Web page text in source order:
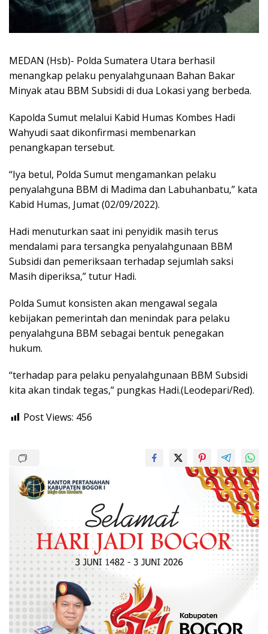
MEDAN (Hsb)- Polda Sumatera Utara berhasil
menangkap pelaku penyalahgunaan Bahan Bakar
Minyak atau BBM Subsidi di dua Lokasi yang berbeda.
Kapolda Sumut melalui Kabid Humas Kombes Hadi
Wahyudi saat dikonfirmasi membenarkan
penangkapan tersebut.
“Iya betul, Polda Sumut mengamankan pelaku
penyalahguna BBM di Madima dan Labuhanbatu,” kata
Kabid Humas, Jumat (02/09/2022).
Hadi menuturkan saat ini penyidik masih terus
mendalami para tersangka penyalahgunaan BBM
Subsidi dan pemeriksaan terhadap sejumlah saksi
Masih diperiksa,” tutur Hadi.
Polda Sumut konsisten akan mengawal segala
kebijakan pemerintah dan menindak para pelaku
penyalahguna BBM sebagai bentuk penegakan
hukum.
“terhadap para pelaku penyalahgunaan BBM Subsidi
kita akan tindak tegas,” pungkas Hadi.(Leodepari/Red).
Post Views: 456